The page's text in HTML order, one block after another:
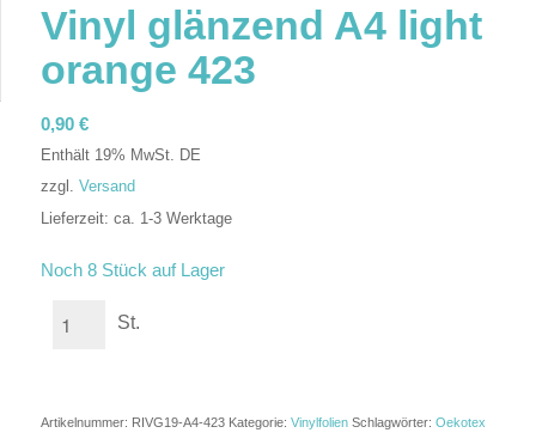
Vinyl glänzend A4 light
orange 423
0,90 €
Enthält 19% MwSt. DE
zzgl. Versand
Lieferzeit: ca. 1-3 Werktage
Noch 8 Stück auf Lager
St.
Artikelnummer: RIVG19-A4-423 Kategorie: Vinylfolien Schlagwörter: Oekotex